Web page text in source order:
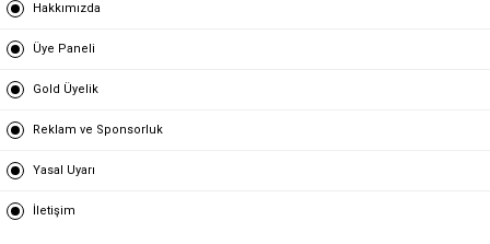
Hakkımızda
Üye Paneli
Gold Üyelik
Reklam ve Sponsorluk
Yasal Uyarı
İletişim